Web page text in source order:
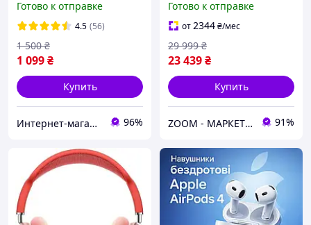
шумоподавлением для
iOS 16-18
Готово к отправке
4.5 (56)
1 099₴
1 500 ₴
Купить
Интернет-магазин Top Shop 96%
и длительным временем
автономной работы
Готово к отправке
от2344₴/мес
23 439₴
29 999 ₴
Купить
ZOOM - МАРКЕТ ЦИФРОВОЙ ТЕХНИКИ 91%